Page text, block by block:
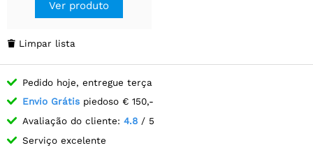
Ver produto
 Limpar lista
Pedido hoje, entregue terça
Envio Grátis piedoso € 150,-
Avaliação do cliente: 4.8 / 5
Serviço excelente